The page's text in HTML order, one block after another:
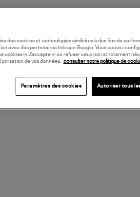
des cookies et technologies similaires à des fins de
avec des partenaires tels que Google. Vous pouvez
cookies (« J’accepte ») ou refuser ceux non strictement
de vos données,
consulter notre politique de
Paramètres des cookies Autoriser tous